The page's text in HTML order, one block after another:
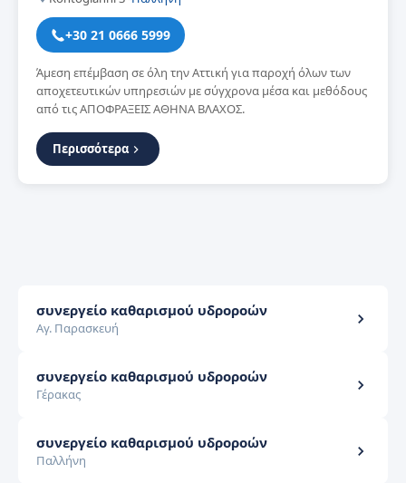
+30 21 0666 5999
Άμεση επέμβαση σε όλη την Αττική για παροχή όλων των
αποχετευτικών υπηρεσιών με σύγχρονα μέσα και μεθόδους
από τις ΑΠΟΦΡΑΞΕΙΣ ΑΘΗΝΑ ΒΛΑΧΟΣ.
Περισσότερα
συνεργείο καθαρισμού υδροροών
Αγ. Παρασκευή
συνεργείο καθαρισμού υδροροών
Γέρακας
συνεργείο καθαρισμού υδροροών
Παλλήνη